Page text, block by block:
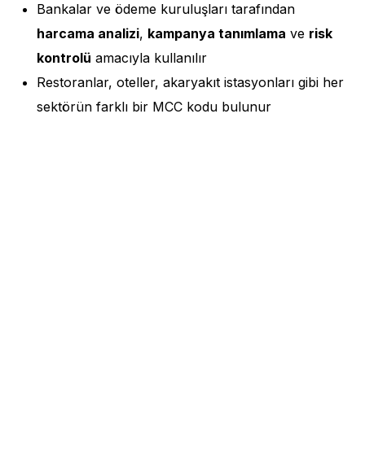
Bankalar ve ödeme kuruluşları tarafından
harcama analizi, kampanya tanımlama ve risk
kontrolü amacıyla kullanılır
Restoranlar, oteller, akaryakıt istasyonları gibi her
sektörün farklı bir MCC kodu bulunur